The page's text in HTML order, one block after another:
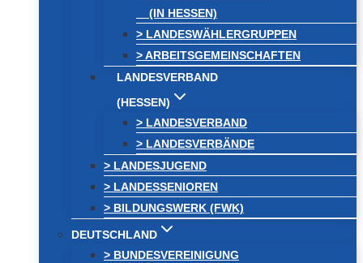
(IN HESSEN)
> LANDESWÄHLERGRUPPEN
> ARBEITSGEMEINSCHAFTEN
LANDESVERBAND
(HESSEN)
> LANDESVERBAND
> LANDESVERBÄNDE
> LANDESJUGEND
> LANDESSENIOREN
> BILDUNGSWERK (FWK)
DEUTSCHLAND
> BUNDESVEREINIGUNG